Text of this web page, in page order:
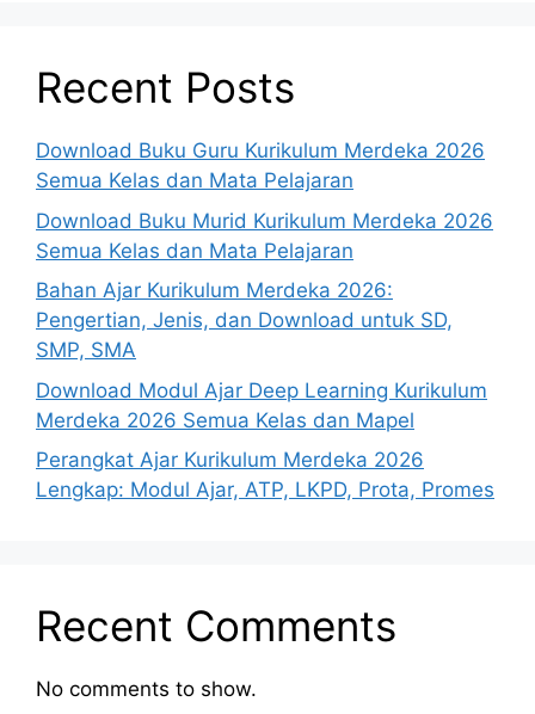
Recent Posts
Download Buku Guru Kurikulum Merdeka 2026
Semua Kelas dan Mata Pelajaran
Download Buku Murid Kurikulum Merdeka 2026
Semua Kelas dan Mata Pelajaran
Bahan Ajar Kurikulum Merdeka 2026:
Pengertian, Jenis, dan Download untuk SD,
SMP, SMA
Download Modul Ajar Deep Learning Kurikulum
Merdeka 2026 Semua Kelas dan Mapel
Perangkat Ajar Kurikulum Merdeka 2026
Lengkap: Modul Ajar, ATP, LKPD, Prota, Promes
Recent Comments
No comments to show.